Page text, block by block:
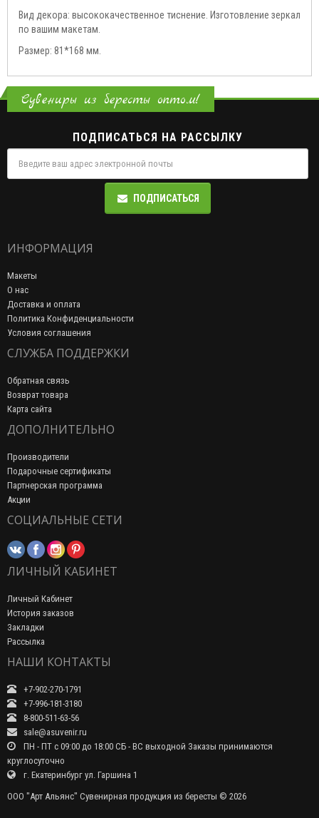
Вид декора: высококачественное тиснение. Изготовление зеркал
по вашим макетам.
Размер: 81*168 мм.
Сувениры из бересты оптом!
ПОДПИСАТЬСЯ НА РАССЫЛКУ
ПОДПИСАТЬСЯ
ИНФОРМАЦИЯ
Макеты
О нас
Доставка и оплата
Политика Конфиденциальности
Условия соглашения
СЛУЖБА ПОДДЕРЖКИ
Обратная связь
Возврат товара
Карта сайта
ДОПОЛНИТЕЛЬНО
Производители
Подарочные сертификаты
Партнерская программа
Акции
СОЦИАЛЬНЫЕ СЕТИ
ЛИЧНЫЙ КАБИНЕТ
Личный Кабинет
История заказов
Закладки
Рассылка
НАШИ КОНТАКТЫ
+7-902-270-1791
+7-996-181-3180
8-800-511-63-56
sale@asuvenir.ru
ПН - ПТ с 09:00 до 18:00 СБ - ВС выходной Заказы принимаются
круглосуточно
г. Екатеринбург ул. Гаршина 1
ООО "Арт Альянс" Сувенирная продукция из бересты © 2026